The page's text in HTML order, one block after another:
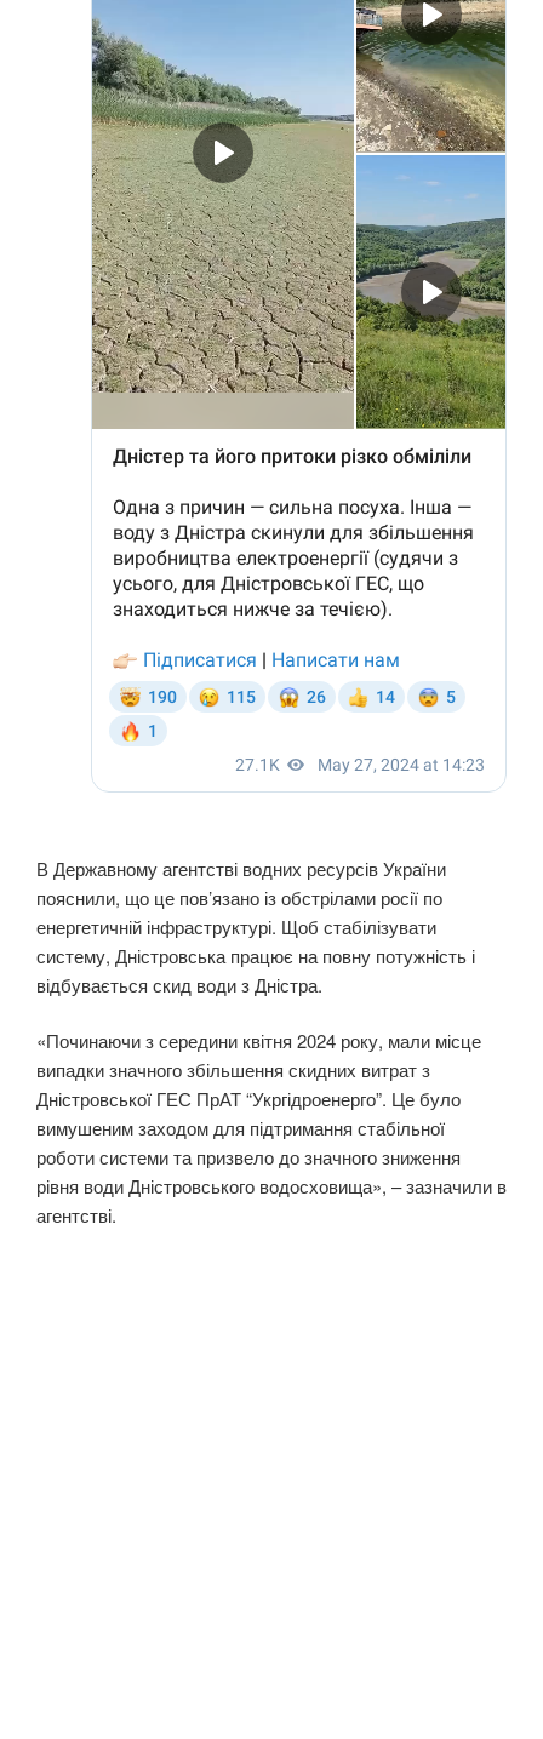
В Державному агентстві водних ресурсів України
пояснили, що це пов’язано із обстрілами росії по
енергетичній інфраструктурі. Щоб стабілізувати
систему, Дністровська працює на повну потужність і
відбувається скид води з Дністра.
«Починаючи з середини квітня 2024 року, мали місце
випадки значного збільшення скидних витрат з
Дністровської ГЕС ПрАТ “Укргідроенерго”. Це було
вимушеним заходом для підтримання стабільної
роботи системи та призвело до значного зниження
рівня води Дністровського водосховища», – зазначили в
агентстві.